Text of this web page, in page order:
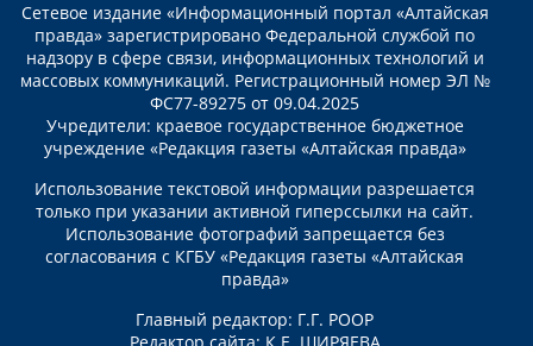
Сетевое издание «Информационный портал «Алтайская
правда» зарегистрировано Федеральной службой по
надзору в сфере связи, информационных технологий и
массовых коммуникаций. Регистрационный номер ЭЛ №
ФС77-89275 от 09.04.2025
Учредители: краевое государственное бюджетное
учреждение «Редакция газеты «Алтайская правда»
Использование текстовой информации разрешается
только при указании активной гиперссылки на сайт.
Использование фотографий запрещается без
согласования с КГБУ «Редакция газеты «Алтайская
правда»
Главный редактор: Г.Г. РООР